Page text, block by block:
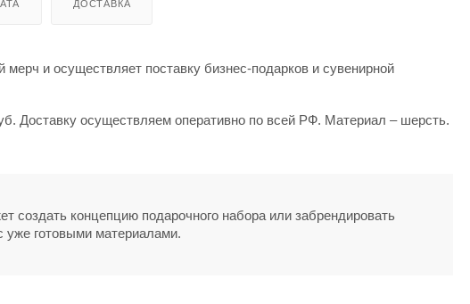
ДОСТАВКА
и осуществляет поставку бизнес-подарков и сувенирной
Доставку осуществляем оперативно по всей РФ. Материал – шерсть.
создать концепцию подарочного набора или забрендировать
готовыми материалами.